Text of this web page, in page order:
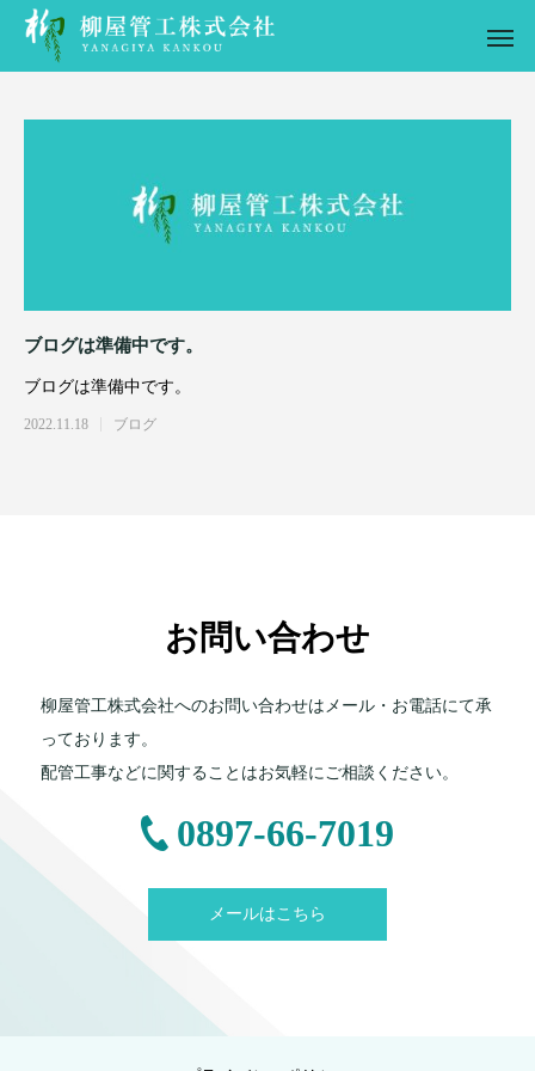
ブログは準備中です。
ブログは準備中です。
2022.11.18 ブログ
お問い合わせ
柳屋管工株式会社へのお問い合わせはメール・お電話にて承
っております。
配管工事などに関することはお気軽にご相談ください。
0897-66-7019
メールはこちら